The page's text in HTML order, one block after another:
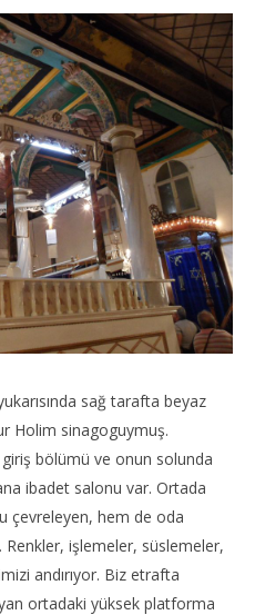
sağ tarafta beyaz
Holim sinagoguymuş.
bölümü ve onun solunda
ibadet salonu var. Ortada
çevreleyen, hem de oda
Renkler, işlemeler, süslemeler,
andırıyor. Biz etrafta
ortadaki yüksek platforma